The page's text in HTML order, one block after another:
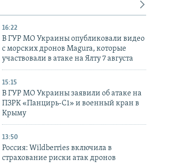
16:22
В ГУР МО Украины опубликовали видео
с морских дронов Magura, которые
участвовали в атаке на Ялту 7 августа
15:15
В ГУР МО Украины заявили об атаке на
ПЗРК «Панцирь-С1» и военный кран в
Крыму
13:50
Россия: Wildberries включила в
страхование риски атак дронов